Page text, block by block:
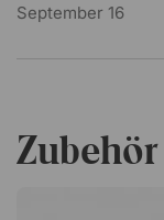
September 16
Zubehör